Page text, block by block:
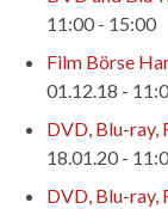
11:00 - 15:00
Film Börse
01.12.18 -
DVD, Blu-
18.01.20 -
DVD, Blu-ray,